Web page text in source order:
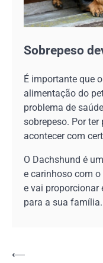
Sobrepeso
É importante que
alimentação do
problema de
sobrepeso. Por ter
acontecer com
O Dachshund é
e carinhoso com
e vai proporcionar
para a sua família.
Navegação
⟵